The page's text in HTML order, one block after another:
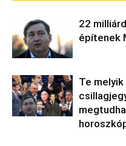
22
építenek
Te